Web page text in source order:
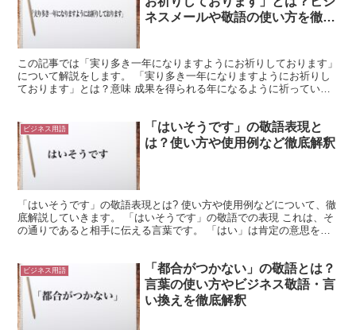
ネスメールや敬語の使い方を徹底
この記事では「実り多き一年になりますようにお祈りしております」
について解説をします。 「実り多き一年になりますようにお祈りし
ております」とは？意味 成果を得られる年になるように祈ってい
ビジネス用語
「はいそうです」の敬語表現と
は？使い方や使用例など徹底解釈
「はいそうです」の敬語表現とは? 使い方や使用例などについて、徹
底解説していきます。 「はいそうです」の敬語での表現 これは、そ
の通りであると相手に伝える言葉です。 「はい」は肯定の意思を表
ビジネス用語
「都合がつかない」の敬語とは？
言葉の使い方やビジネス敬語・言
い換えを徹底解釈